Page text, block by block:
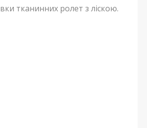
тканинних ролет з ліскою.